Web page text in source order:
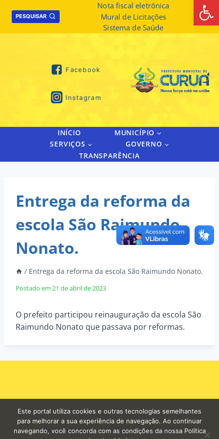
PESQUISAR
Nota fiscal eletrônica
Mural de Licitações
Sistema de Saúde
Facebook
Instagram
INÍCIO
MUNICÍPIO
SERVIÇOS
GOVERNO
TRANSPARÊNCIA
Entrega da reforma da
escola São Raimundo
Nonato.
/ Entrega da reforma da escola São Raimundo Nonato.
Postado em 21 de abril de 2023
O prefeito participou reinauguração da escola São
Raimundo Nonato que passava por reformas.
Carta de Serviços Ouvidoria Mapa do site
Este portal utiliza cookies e outras tecnologias semelhantes
para melhorar a sua experiência de navegação. Ao continuar
navegando, você concorda com as condições da nossa Política